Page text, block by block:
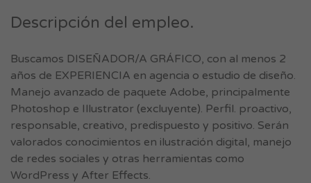
Descripción del empleo.
Buscamos DISEÑADOR/A GRÁFICO, con al menos 2
años de EXPERIENCIA en agencia o estudio de diseño.
Manejo avanzado de paquete Adobe, principalmente
Photoshop e Illustrator (excluyente). Perfil. proactivo,
responsable, creativo, predispuesto y positivo. Serán
valorados conocimientos en ilustración digital, manejo
de redes sociales y otras herramientas como
WordPress y After Effects.